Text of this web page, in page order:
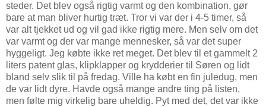
steder. Det blev også rigtig varmt og den kombination, gør
bare at man bliver hurtig træt. Tror vi var der i 4-5 timer, så
var alt tjekket ud og vil gad ikke rigtig mere. Men selv om det
var varmt og der var mange mennesker, så var det super
hyggeligt. Jeg købte ikke ret meget. Det blev til et gammelt 2
liters patent glas, klipklapper og krydderier til Søren og lidt
bland selv slik til på fredag. Ville ha købt en fin juledug, men
de var lidt dyre. Havde også mange andre ting på listen,
men følte mig virkelig bare uheldig. Pyt med det, det var ikke